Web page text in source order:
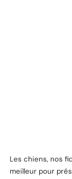
Les chiens, nos
meilleur pour